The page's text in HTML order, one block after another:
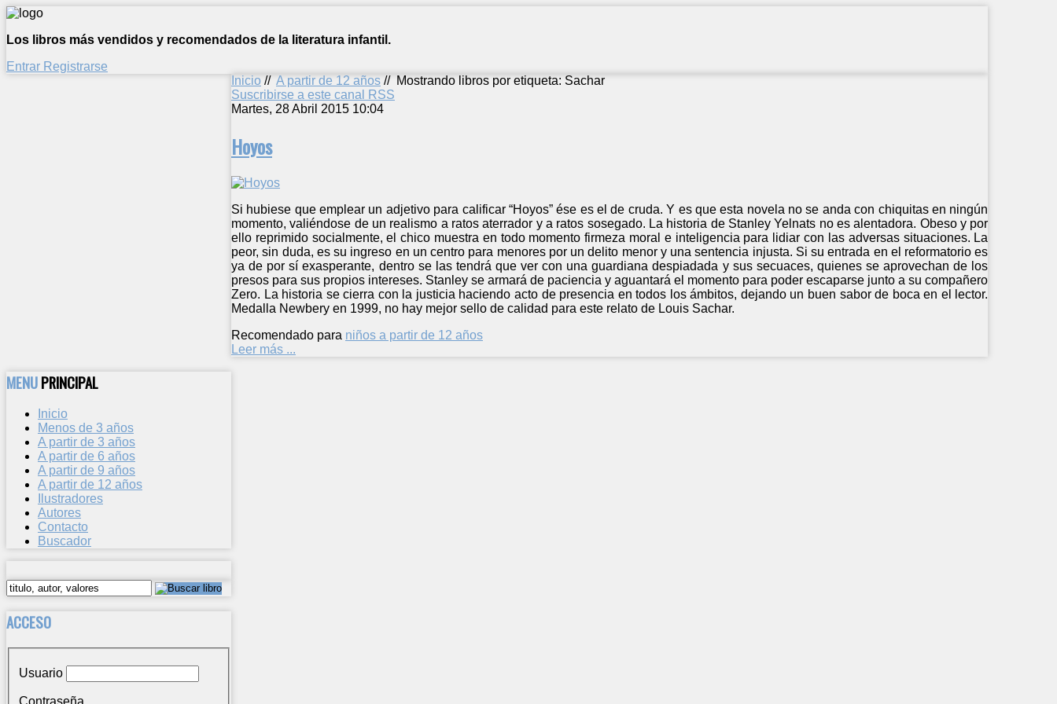
Los libros más vendidos y recomendados de la literatura infantil.
Entrar Registrarse
Inicio // A partir de 12 años // Mostrando libros por etiqueta: Sachar
Suscribirse a este canal RSS
Martes, 28 Abril 2015 10:04
Hoyos
Si hubiese que emplear un adjetivo para calificar “Hoyos” ése es el de cruda. Y es que esta novela no se anda con chiquitas en ningún
momento, valiéndose de un realismo a ratos aterrador y a ratos sosegado. La historia de Stanley Yelnats no es alentadora. Obeso y por
ello reprimido socialmente, el chico muestra en todo momento firmeza moral e inteligencia para lidiar con las adversas situaciones. La
peor, sin duda, es su ingreso en un centro para menores por un delito menor y una sentencia injusta. Si su entrada en el reformatorio es
ya de por sí exasperante, dentro se las tendrá que ver con una guardiana despiadada y sus secuaces, quienes se aprovechan de los
presos para sus propios intereses. Stanley se armará de paciencia y aguantará el momento para poder escaparse junto a su compañero
Zero. La historia se cierra con la justicia haciendo acto de presencia en todos los ámbitos, dejando un buen sabor de boca en el lector.
Medalla Newbery en 1999, no hay mejor sello de calidad para este relato de Louis Sachar.
Recomendado para niños a partir de 12 años
Leer más ...
MENUPRINCIPAL
Inicio
Menos de 3 años
A partir de 3 años
A partir de 6 años
A partir de 9 años
A partir de 12 años
Ilustradores
Autores
Contacto
Buscador
ACCESO
Usuario